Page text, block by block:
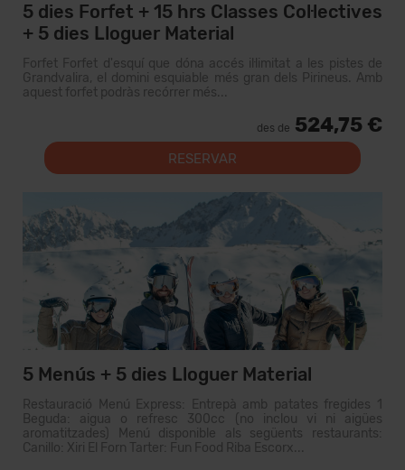
5 dies Forfet + 15 hrs Classes Col·lectives
+ 5 dies Lloguer Material
Forfet Forfet d'esquí que dóna accés il·limitat a les pistes de
Grandvalira, el domini esquiable més gran dels Pirineus. Amb
aquest forfet podràs recórrer més...
des de 524,75 €
RESERVAR
5 Menús + 5 dies Lloguer Material
Restauració Menú Express: Entrepà amb patates fregides 1
Beguda: aigua o refresc 300cc (no inclou vi ni aigües
aromatitzades) Menú disponible als següents restaurants:
Canillo: Xiri El Forn Tarter: Fun Food Riba Escorx...